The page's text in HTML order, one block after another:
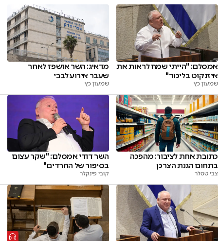
אמסלם: "הייתי שמח לראות את
איזנקוט בליכוד"
שמעון כץ
מדאיג: השר אושפז לאחר
שעבר אירוע לבבי
שמעון כץ
כתובת אחת לציבור: מהפכה
בתחום הגנת הצרכן
צבי טסלר
השר דודי אמסלם: "שקר עצום
בסיפור של החרדים"
קובי פינקלר